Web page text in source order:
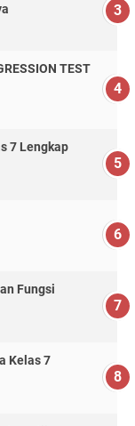
TEST
7 Lengkap
Fungsi
Kelas 7